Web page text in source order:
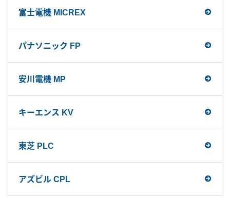
富士電機 MICREX
パナソニック FP
安川電機 MP
キーエンス KV
東芝 PLC
アズビル CPL